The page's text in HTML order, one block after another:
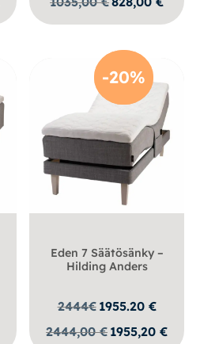
-20%
-20%
Eden 7 Säätösänky –
Hilding Anders
2444€ 1955.20 €
2444,00€ 1955,20€